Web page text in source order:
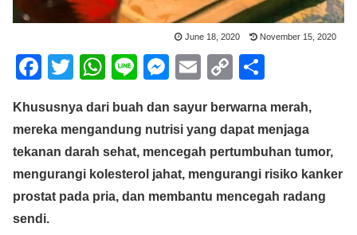
June 18, 2020 November 15, 2020
F
c
e
b
o
o
T
tt
er
W
at
s
A
p
Li
e
M
ss
e
n
g
E
ail
C
p
y
Li
n
ar
e
Khususnya dari buah dan sayur berwarna merah,
mereka mengandung nutrisi yang dapat menjaga
tekanan darah sehat, mencegah pertumbuhan tumor,
mengurangi kolesterol jahat, mengurangi risiko kanker
prostat pada pria, dan membantu mencegah radang
sendi.